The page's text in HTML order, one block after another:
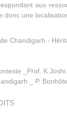
aux
donc une
Chandigarh -
_Prof. K.Joshi
_ P. Bonhôte